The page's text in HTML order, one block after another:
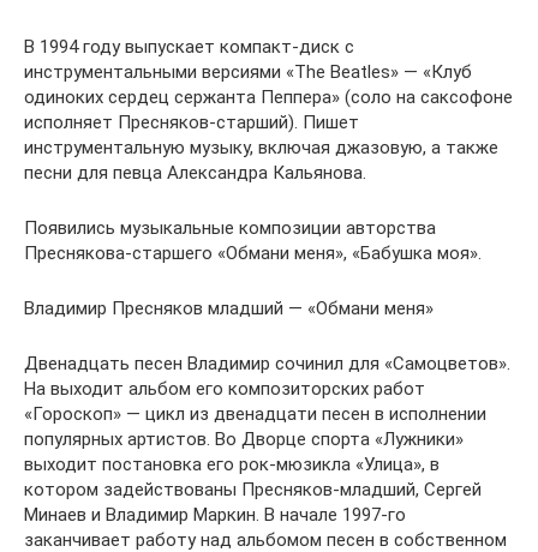
В 1994 году выпускает компакт-диск с
инструментальными версиями «The Beatles» — «Клуб
одиноких сердец сержанта Пеппера» (соло на саксофоне
исполняет Пресняков-старший). Пишет
инструментальную музыку, включая джазовую, а также
песни для певца Александра Кальянова.
Появились музыкальные композиции авторства
Преснякова-старшего «Обмани меня», «Бабушка моя».
Владимир Пресняков младший — «Обмани меня»
Двенадцать песен Владимир сочинил для «Самоцветов».
На выходит альбом его композиторских работ
«Гороскоп» — цикл из двенадцати песен в исполнении
популярных артистов. Во Дворце спорта «Лужники»
выходит постановка его рок-мюзикла «Улица», в
котором задействованы Пресняков-младший, Сергей
Минаев и Владимир Маркин. В начале 1997-го
заканчивает работу над альбомом песен в собственном